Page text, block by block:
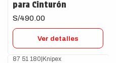
para Cinturón
S/490.00
Ver detalles
87 51 180|Knipex